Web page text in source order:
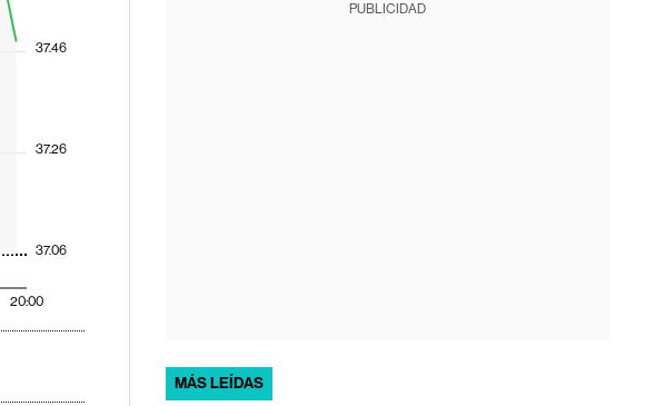
20:00
37.06
37.26
37.46
PUBLICIDAD
MÁS LEÍDAS